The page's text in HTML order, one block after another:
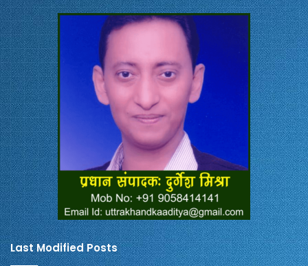
Last Modified Posts